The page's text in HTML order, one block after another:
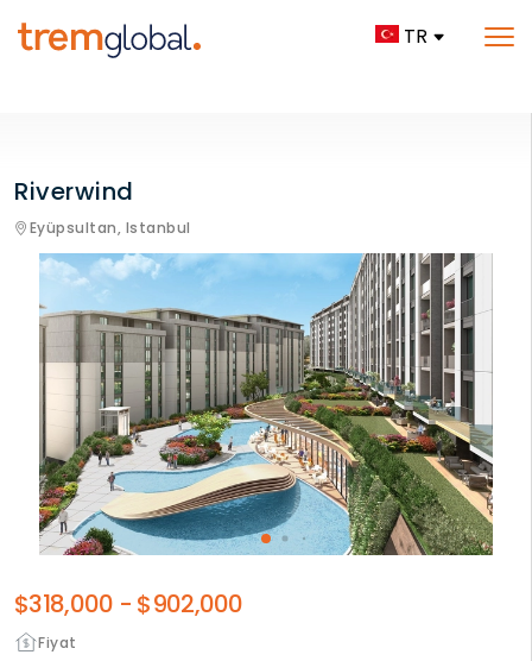
TR
Riverwind
Eyüpsultan, Istanbul
Fiyat
$318,000 - $902,000